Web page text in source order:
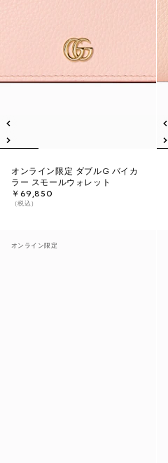
オンライン限定 ダブルG バイカ
ラー スモールウォレット
￥69,850
（税込）
オンライン限定